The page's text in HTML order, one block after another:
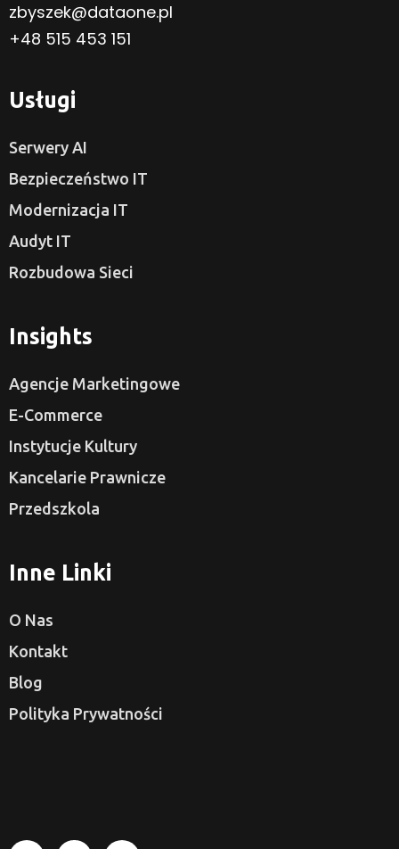
zbyszek@dataone.pl
+48 515 453 151
Usługi
Serwery AI
Bezpieczeństwo IT
Modernizacja IT
Audyt IT
Rozbudowa Sieci
Insights
Agencje Marketingowe
E-Commerce
Instytucje Kultury
Kancelarie Prawnicze
Przedszkola
Inne Linki
O Nas
Kontakt
Blog
Polityka Prywatności